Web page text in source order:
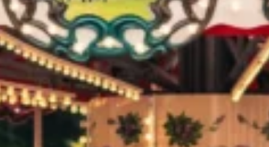
EN FAMILLE
EN FAMILLE
ENTRE AMIS
ENTRE AMIS
POUR LE SPORT
POUR LE SPORT
POUR FAIRE LA FÊTE
POUR FAIRE LA FÊTE